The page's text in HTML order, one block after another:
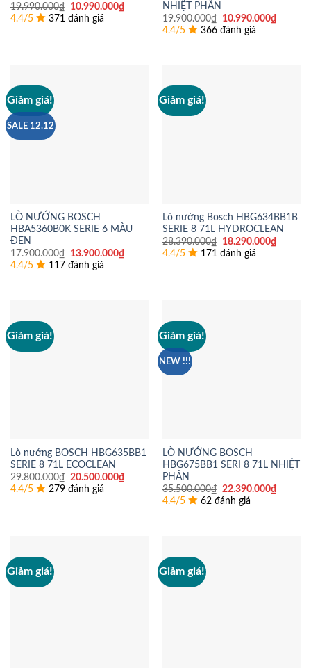
19.990.000₫
Giá
gốc
là:
10.990.000₫Giá
hiện
4.4/5 371 đánh giá
NHIỆT PHÂN
19.900.000₫
Giá
gốc
là:
10.990.000₫Giá
hiện
4.4/5 366 đánh giá
Giảm giá!
SALE 12.12
LÒ NƯỚNG BOSCH
HBA5360B0K SERIE 6 MÀU
ĐEN
17.900.000₫
Giá
gốc
là:
13.900.000₫Giá
4.4/5 117 đánh giá
Giảm giá!
Lò nướng Bosch HBG634BB1B
SERIE 8 71L HYDROCLEAN
28.390.000₫
Giá
gốc
là:
18.290.000₫Giá
4.4/5 171 đánh giá
Giảm giá!
Lò nướng BOSCH HBG635BB1
SERIE 8 71L ECOCLEAN
29.800.000₫ Giá
gốc
là:
20.500.000₫Giá
4.4/5 279 đánh giá
Giảm giá!
NEW !!!
LÒ NƯỚNG BOSCH
HBG675BB1 SERI 8 71L NHIỆT
PHÂN
35.500.000₫ Giá
gốc
là:
22.390.000₫Giá
4.4/5 62 đánh giá
Giảm giá! Giảm giá!